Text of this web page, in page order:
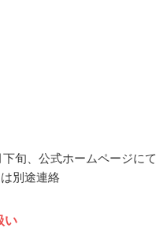
下旬、公式ホームページにて
別途連絡
い